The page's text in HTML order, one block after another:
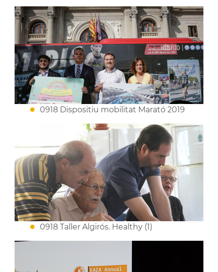
0918 Dispositiu mobilitat Marató 2019
0918 Taller Algirós. Healthy (1)